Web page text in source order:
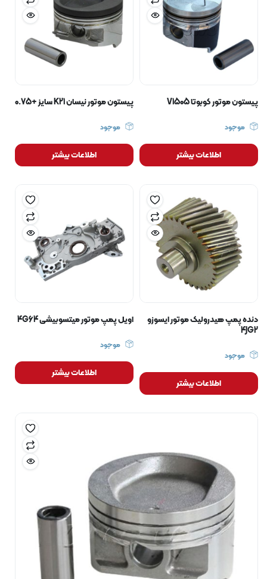
پیستون موتور کوبوتا V1505
موجود
اطلاعات بیشتر
پیستون موتور نیسان K21 سایز +0.75
موجود
اطلاعات بیشتر
دنده پمپ هیدرولیک موتور ایسوزو
4JG2
موجود
اطلاعات بیشتر
اویل پمپ موتور میتسوبیشی 4G64
موجود
اطلاعات بیشتر